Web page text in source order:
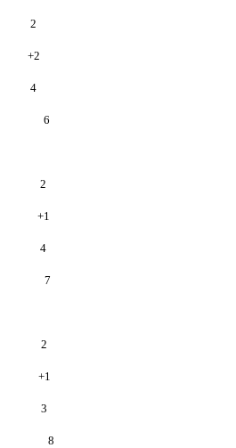
2
+2
4
6
2
+1
4
7
2
+1
3
8